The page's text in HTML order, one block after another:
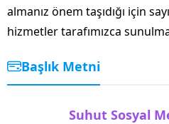
almanız önem taşıdığı için
hizmetler tarafımızca
Başlık Metni
Suhut Sosyal